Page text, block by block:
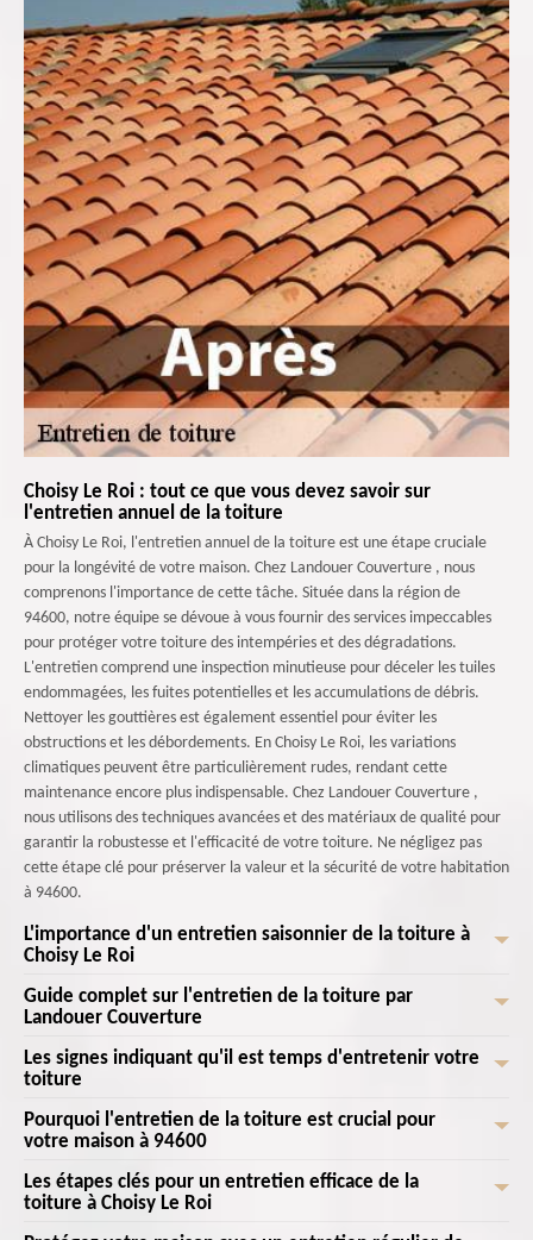
Choisy Le Roi : tout ce que vous devez savoir sur
l'entretien annuel de la toiture
À Choisy Le Roi, l'entretien annuel de la toiture est une étape cruciale
pour la longévité de votre maison. Chez Landouer Couverture , nous
comprenons l'importance de cette tâche. Située dans la région de
94600, notre équipe se dévoue à vous fournir des services impeccables
pour protéger votre toiture des intempéries et des dégradations.
L'entretien comprend une inspection minutieuse pour déceler les tuiles
endommagées, les fuites potentielles et les accumulations de débris.
Nettoyer les gouttières est également essentiel pour éviter les
obstructions et les débordements. En Choisy Le Roi, les variations
climatiques peuvent être particulièrement rudes, rendant cette
maintenance encore plus indispensable. Chez Landouer Couverture ,
nous utilisons des techniques avancées et des matériaux de qualité pour
garantir la robustesse et l'efficacité de votre toiture. Ne négligez pas
cette étape clé pour préserver la valeur et la sécurité de votre habitation
à 94600.
L'importance d'un entretien saisonnier de la toiture à
Choisy Le Roi
Chez Landouer Couverture , nous comprenons l'importance cruciale d'un
entretien saisonnier de la toiture à Choisy Le Roi, 94600. La toiture de
votre maison est votre première ligne de défense contre les intempéries,
et à Choisy Le Roi, où les conditions météorologiques peuvent varier
régulière permet de détecter et de réparer les éventuels dommages
neige, avant qu'ils ne s'aggravent. En prenant soin de votre toiture, vous
prolongez sa durée de vie et évitez des réparations coûteuses à long
Guide complet sur l'entretien de la toiture par
Landouer Couverture
Bienvenue sur notre guide complet sur l'entretien de la toiture par
Landouer Couverture . Située au cœur de Choisy Le Roi, Landouer
Couverture s'engage à vous fournir des conseils pratiques et des astuces
professionnelles pour maintenir votre toiture en parfait état. Que vous
permet de comprendre les spécificités climatiques de la région,
garantissant des solutions adaptées. Nettoyage, inspection, réparation,
Les signes indiquant qu'il est temps d'entretenir votre
toiture
En tant que propriétaire à Choisy Le Roi, 94600, il est crucial de
reconnaître les signes indiquant qu'il est temps d'entretenir votre
toiture. Une inspection visuelle régulière est essentielle. Si vous
remarquez des tuiles manquantes, des fissures ou des déformations, cela
Pourquoi l'entretien de la toiture est crucial pour
votre maison à 94600
L'entretien de la toiture est crucial pour votre maison à 94600. En tant
que Landouer Couverture , nous comprenons combien il est important de
Les étapes clés pour un entretien efficace de la
toiture à Choisy Le Roi